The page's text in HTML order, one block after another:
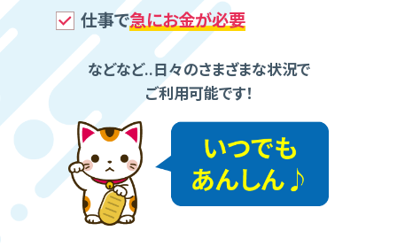
仕事で急にお⾦が必要
などなど..⽇々のさまざまな状況で
ご利⽤可能です！